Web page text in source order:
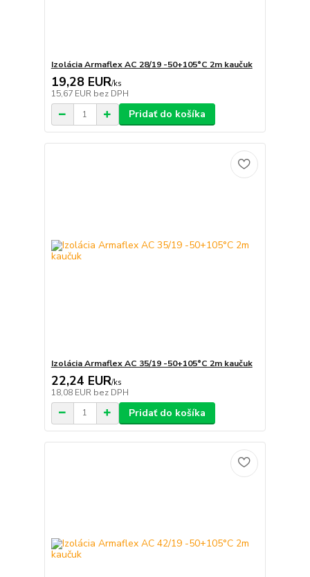
Izolácia Armaflex AC 28/19 -50+105°C 2m kaučuk
19,28 EUR/ks
15,67 EUR bez DPH
Pridať do košíka
Izolácia Armaflex AC 35/19 -50+105°C 2m kaučuk
22,24 EUR/ks
18,08 EUR bez DPH
Pridať do košíka